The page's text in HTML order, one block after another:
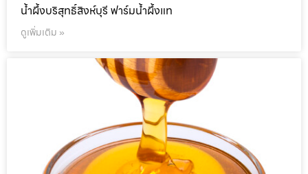
น้ำผึ้งบริสุทธิ์สิงห์บุรี ฟาร์มน้ำผึ้งแท
ดูเพิ่มเติม »